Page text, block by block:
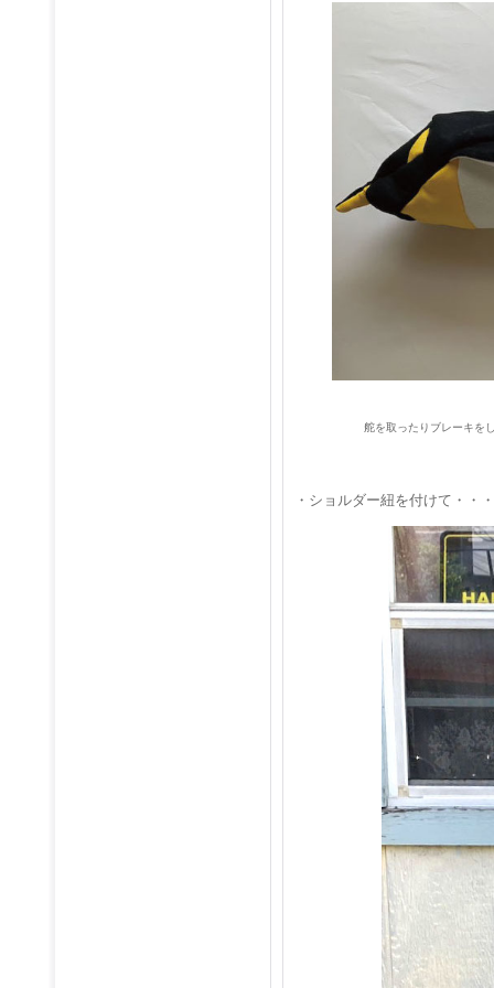
舵を取ったりブレーキを
・ショルダー紐を付けて・・